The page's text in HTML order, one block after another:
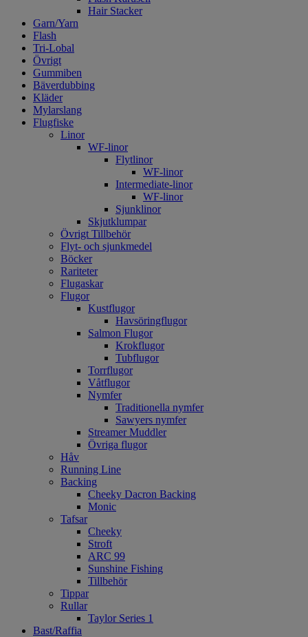
Hair Stacker
Garn/Yarn
Flash
Tri-Lobal
Övrigt
Gummiben
Bäverdubbing
Kläder
Mylarslang
Flugfiske
Linor
WF-linor
Flytlinor
WF-linor
Intermediate-linor
WF-linor
Sjunklinor
Skjutklumpar
Övrigt Tillbehör
Flyt- och sjunkmedel
Böcker
Rariteter
Flugaskar
Flugor
Kustflugor
Havsöringflugor
Salmon Flugor
Krokflugor
Tubflugor
Torrflugor
Våtflugor
Nymfer
Traditionella nymfer
Sawyers nymfer
Streamer Muddler
Övriga flugor
Håv
Running Line
Backing
Cheeky Dacron Backing
Monic
Tafsar
Cheeky
Stroft
ARC 99
Sunshine Fishing
Tillbehör
Tippar
Rullar
Taylor Series 1
Bast/Raffia